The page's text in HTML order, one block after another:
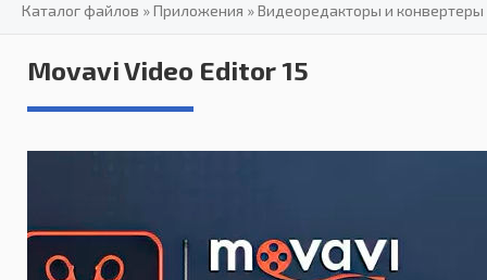
Каталог файлов »Приложения »Видеоредакторы и конвертеры
Movavi Video Editor 15